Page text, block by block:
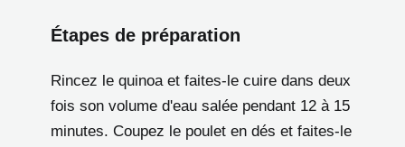
Étapes de préparation
Rincez le quinoa et faites-le cuire dans deux
fois son volume d'eau salée pendant 12 à 15
minutes. Coupez le poulet en dés et faites-le